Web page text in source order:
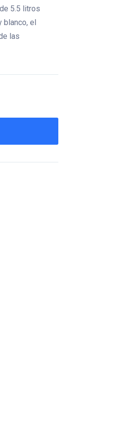
5.5 litros
blanco, el
las